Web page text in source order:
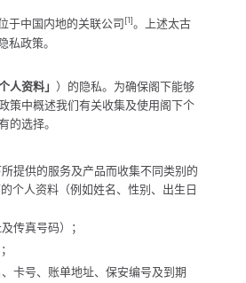
于中国内地的关联公司[1]。上述太古
政策。
个人资料」 ）的隐私。为确保阁下能够
策中概述我们有关收集及使用阁下个
的选择。
提供的服务及产品而收集不同类别的
个人资料（例如姓名、性别、出生日
传真号码）；
卡号、账单地址、保安编号及到期